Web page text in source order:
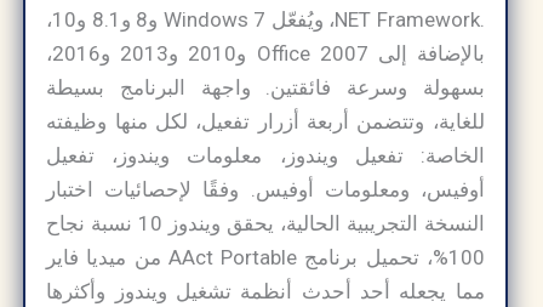
.NET Framework، ويُفعّل Windows 7 و8 و8.1 و10،
بالإضافة إلى Office 2007 و2010 و2013 و2016،
بسهولة وسرعة فائقتين. واجهة البرنامج بسيطة
للغاية، وتتضمن أربعة أزرار تفعيل، لكل منها وظيفته
الخاصة: تفعيل ويندوز، معلومات ويندوز، تفعيل
أوفيس، ومعلومات أوفيس. وفقًا لإحصائيات اختبار
النسخة التجريبية الحالية، يحقق ويندوز 10 نسبة نجاح
100%، تحميل برنامج AAct Portable من ميديا فاير
مما يجعله أحد أحدث أنظمة تشغيل ويندوز وأكثرها